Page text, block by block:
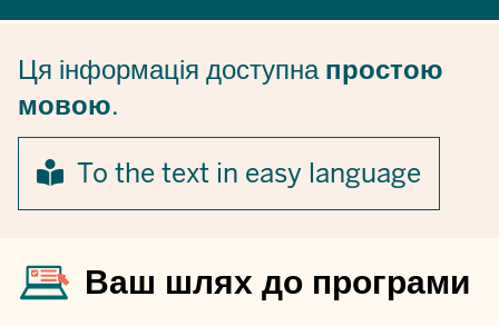
Ця інформація доступнапростою
мовою.
To the text in easy language
Ваш шлях до програми